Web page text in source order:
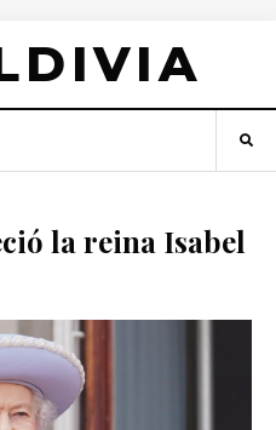
la reina Isabel